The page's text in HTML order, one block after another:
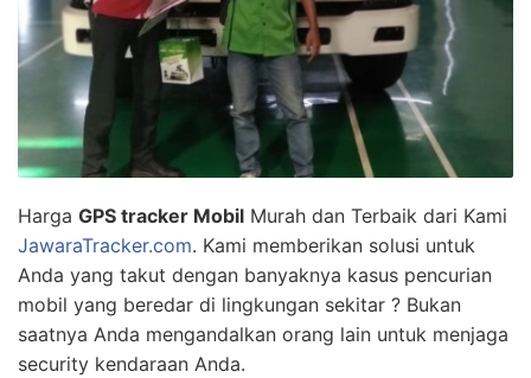
Harga GPS tracker Mobil Murah dan Terbaik dari Kami
JawaraTracker.com. Kami memberikan solusi untuk
Anda yang takut dengan banyaknya kasus pencurian
mobil yang beredar di lingkungan sekitar ? Bukan
saatnya Anda mengandalkan orang lain untuk menjaga
security kendaraan Anda.